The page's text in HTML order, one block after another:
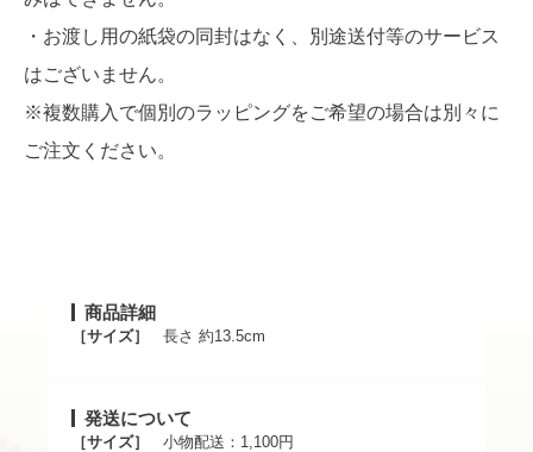
・お渡し用の紙袋の同封はなく、別途送付等のサービス
はございません。
※複数購入で個別のラッピングをご希望の場合は別々に
ご注文ください。
商品詳細
［サイズ］ 長さ 約13.5cm
発送について
［サイズ］
小物配送：1,100円